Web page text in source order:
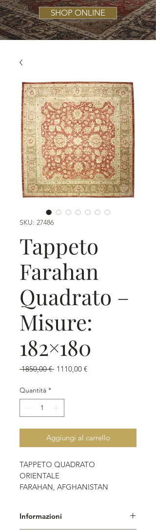
SHOP ONLINE
SKU: 27486
Tappeto
Farahan
Quadrato –
Misure:
182×180
1850,00 € Prezzo
1110,00 €Prezzo
Quantità *
Aggiungi al carrello
TAPPETO QUADRATO
ORIENTALE
FARAHAN, AFGHANISTAN
- Disegno: floreale
Informazioni